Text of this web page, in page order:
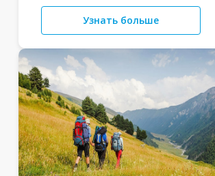
Узнать больше